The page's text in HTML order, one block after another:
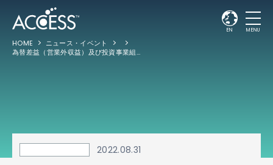
EN MENU
HOME
ニュース・イベント
為替差益（営業外収益）及び投資事業組合運用損（営業外費用）の計上に関するお知らせ
2022.08.31